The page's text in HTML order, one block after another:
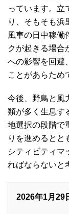
っています。立
り、そもそも浜
風車の日中稼働
クが起きる場合
への影響を回避
ことがあらため
今後、野鳥と風
類が多く生息す
地選択の段階で
りを進めるとと
シティビティマ
ればならないと
2026年1月29